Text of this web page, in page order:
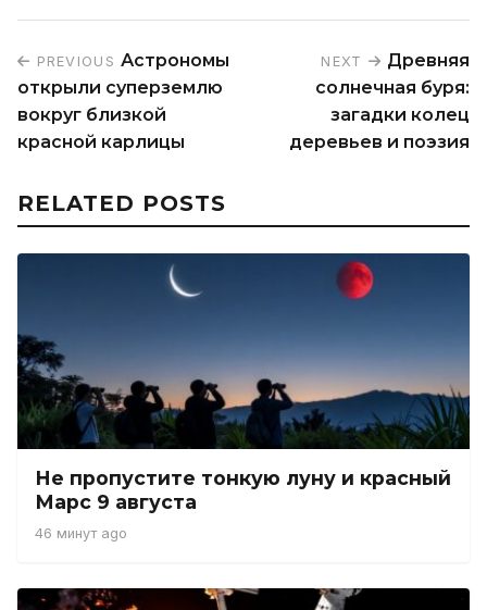
PREVIOUS Астрономы
открыли суперземлю
вокруг близкой
красной карлицы
NEXT
Древняя
солнечная буря:
загадки колец
деревьев и поэзия
RELATED POSTS
Не пропустите тонкую луну и красный
Марс 9 августа
46 минут ago